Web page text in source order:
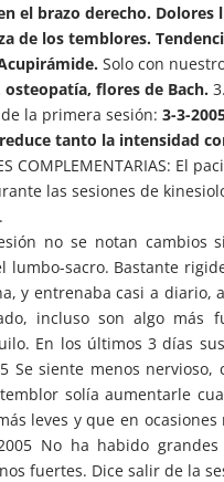
el brazo derecho.
de los temblores.
Solo con
flores de Bach.
de la primera sesión:3-3-
tanto la intensidad
COMPLEMENTARIAS: El
las sesiones de
no se notan cambios
lumbo-sacro. Bastante
y entrenaba casi a diario,
incluso son algo más
En los últimos 3 días
Se siente menos
solía aumentarle
leves y que en
No ha habido
fuertes. Dice salir de la